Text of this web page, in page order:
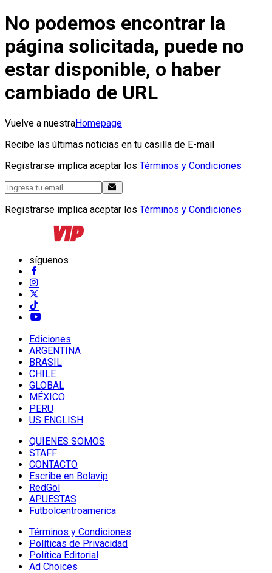
No podemos encontrar la
página solicitada, puede no
estar disponible, o haber
cambiado de URL
Vuelve a nuestraHomepage
Recibe las últimas noticias en tu casilla de E-mail
Registrarse implica aceptar los Términos y Condiciones
Registrarse implica aceptar los Términos y Condiciones
síguenos
Ediciones
ARGENTINA
BRASIL
CHILE
GLOBAL
MÉXICO
PERU
US ENGLISH
QUIENES SOMOS
STAFF
CONTACTO
Escribe en Bolavip
RedGol
APUESTAS
Futbolcentroamerica
Términos y Condiciones
Políticas de Privacidad
Política Editorial
Ad Choices